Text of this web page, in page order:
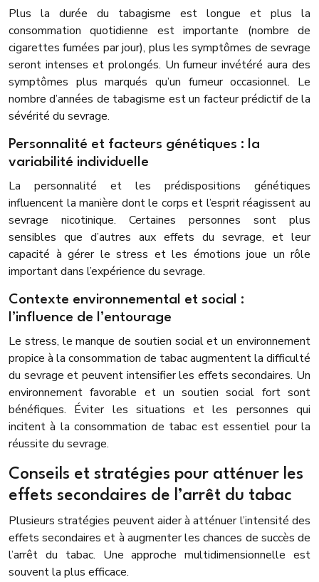
Plus la durée du tabagisme est longue et plus la
consommation quotidienne est importante (nombre de
cigarettes fumées par jour), plus les symptômes de sevrage
seront intenses et prolongés. Un fumeur invétéré aura des
symptômes plus marqués qu’un fumeur occasionnel. Le
nombre d’années de tabagisme est un facteur prédictif de la
sévérité du sevrage.
Personnalité et facteurs génétiques : la
variabilité individuelle
La personnalité et les prédispositions génétiques
influencent la manière dont le corps et l’esprit réagissent au
sevrage nicotinique. Certaines personnes sont plus
sensibles que d’autres aux effets du sevrage, et leur
capacité à gérer le stress et les émotions joue un rôle
important dans l’expérience du sevrage.
Contexte environnemental et social :
l’influence de l’entourage
Le stress, le manque de soutien social et un environnement
propice à la consommation de tabac augmentent la difficulté
du sevrage et peuvent intensifier les effets secondaires. Un
environnement favorable et un soutien social fort sont
bénéfiques. Éviter les situations et les personnes qui
incitent à la consommation de tabac est essentiel pour la
réussite du sevrage.
Conseils et stratégies pour atténuer les
effets secondaires de l’arrêt du tabac
Plusieurs stratégies peuvent aider à atténuer l’intensité des
effets secondaires et à augmenter les chances de succès de
l’arrêt du tabac. Une approche multidimensionnelle est
souvent la plus efficace.